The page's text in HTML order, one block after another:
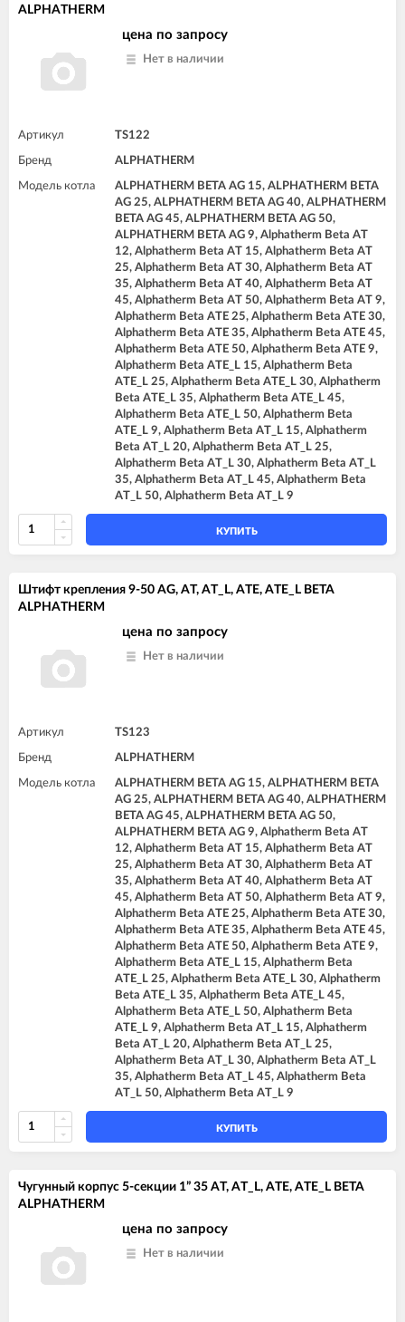
ALPHATHERM
цена по запросу
Нет в наличии
Артикул TS122
Бренд ALPHATHERM
Модель котла
ALPHATHERM BETA AG 15, ALPHATHERM BETA
AG 25, ALPHATHERM BETA AG 40, ALPHATHERM
BETA AG 45, ALPHATHERM BETA AG 50,
ALPHATHERM BETA AG 9, Alphatherm Beta AT
12, Alphatherm Beta AT 15, Alphatherm Beta AT
25, Alphatherm Beta AT 30, Alphatherm Beta AT
35, Alphatherm Beta AT 40, Alphatherm Beta AT
45, Alphatherm Beta AT 50, Alphatherm Beta AT 9,
Alphatherm Beta ATE 25, Alphatherm Beta ATE 30,
Alphatherm Beta ATE 35, Alphatherm Beta ATE 45,
Alphatherm Beta ATE 50, Alphatherm Beta ATE 9,
Alphatherm Beta ATE_L 15, Alphatherm Beta
ATE_L 25, Alphatherm Beta ATE_L 30, Alphatherm
Beta ATE_L 35, Alphatherm Beta ATE_L 45,
Alphatherm Beta ATE_L 50, Alphatherm Beta
ATE_L 9, Alphatherm Beta AT_L 15, Alphatherm
Beta AT_L 20, Alphatherm Beta AT_L 25,
Alphatherm Beta AT_L 30, Alphatherm Beta AT_L
35, Alphatherm Beta AT_L 45, Alphatherm Beta
AT_L 50, Alphatherm Beta AT_L 9
КУПИТЬ
Штифт крепления 9-50 AG, AT, AT_L, ATE, ATE_L BETA
ALPHATHERM
цена по запросу
Нет в наличии
Артикул TS123
Бренд ALPHATHERM
Модель котла
ALPHATHERM BETA AG 15, ALPHATHERM BETA
AG 25, ALPHATHERM BETA AG 40, ALPHATHERM
BETA AG 45, ALPHATHERM BETA AG 50,
ALPHATHERM BETA AG 9, Alphatherm Beta AT
12, Alphatherm Beta AT 15, Alphatherm Beta AT
25, Alphatherm Beta AT 30, Alphatherm Beta AT
35, Alphatherm Beta AT 40, Alphatherm Beta AT
45, Alphatherm Beta AT 50, Alphatherm Beta AT 9,
Alphatherm Beta ATE 25, Alphatherm Beta ATE 30,
Alphatherm Beta ATE 35, Alphatherm Beta ATE 45,
Alphatherm Beta ATE 50, Alphatherm Beta ATE 9,
Alphatherm Beta ATE_L 15, Alphatherm Beta
ATE_L 25, Alphatherm Beta ATE_L 30, Alphatherm
Beta ATE_L 35, Alphatherm Beta ATE_L 45,
Alphatherm Beta ATE_L 50, Alphatherm Beta
ATE_L 9, Alphatherm Beta AT_L 15, Alphatherm
Beta AT_L 20, Alphatherm Beta AT_L 25,
Alphatherm Beta AT_L 30, Alphatherm Beta AT_L
35, Alphatherm Beta AT_L 45, Alphatherm Beta
AT_L 50, Alphatherm Beta AT_L 9
КУПИТЬ
Чугунный корпус 5-секции 1” 35 AT, AT_L, ATE, ATE_L BETA
ALPHATHERM
цена по запросу
Нет в наличии